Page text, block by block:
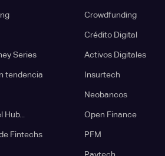
Series
tendencia
Fintechs
Crowdfunding
Crédito Digital
Activos Digitales
Insurtech
Neobancos
Open Finance
PFM
Paytech